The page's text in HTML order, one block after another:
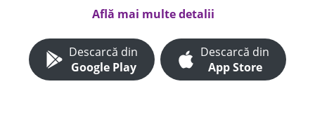
Află mai multe detalii
Descarcă din
Google Play
Descarcă din
App Store